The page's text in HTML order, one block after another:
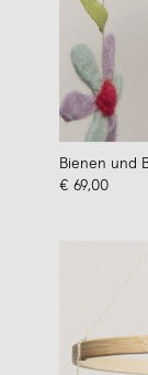
Bienen und
€ 69,00